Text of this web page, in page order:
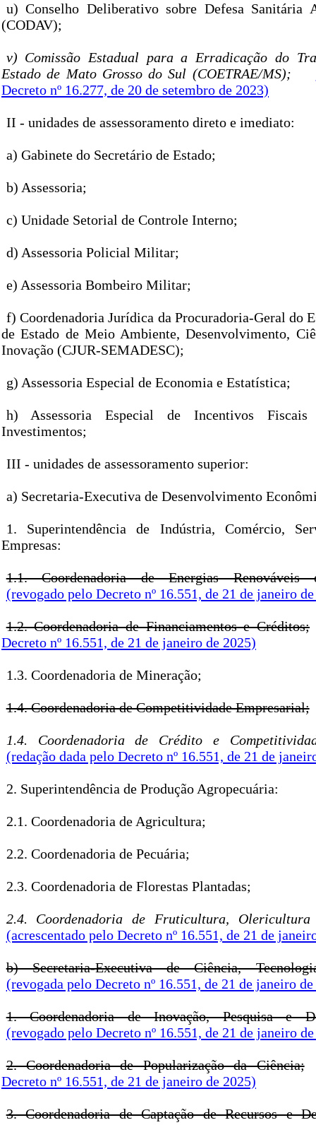
u) Conselho Deliberativo sobre Defesa Sanitária
(CODAV);
v) Comissão Estadual para a Erradicação do
Estado de Mato Grosso do Sul (COETRAE/MS);
Decreto nº 16.277, de 20 de setembro de 2023)
II - unidades de assessoramento direto e imediato:
a) Gabinete do Secretário de Estado;
b) Assessoria;
c) Unidade Setorial de Controle Interno;
d) Assessoria Policial Militar;
e) Assessoria Bombeiro Militar;
f) Coordenadoria Jurídica da Procuradoria-Geral do
de Estado de Meio Ambiente, Desenvolvimento,
Inovação (CJUR-SEMADESC);
g) Assessoria Especial de Economia e Estatística;
h) Assessoria Especial de Incentivos
Investimentos;
III - unidades de assessoramento superior:
a) Secretaria-Executiva de Desenvolvimento
1. Superintendência de Indústria, Comércio,
Empresas:
1.1. Coordenadoria de Energias Renováveis
(revogado pelo Decreto nº 16.551, de 21 de janeiro
1.2. Coordenadoria de Financiamentos e Créditos;
Decreto nº 16.551, de 21 de janeiro de 2025)
1.3. Coordenadoria de Mineração;
1.4. Coordenadoria de Competitividade Empresarial;
1.4. Coordenadoria de Crédito e
(redação dada pelo Decreto nº 16.551, de 21 de
2. Superintendência de Produção Agropecuária:
2.1. Coordenadoria de Agricultura;
2.2. Coordenadoria de Pecuária;
2.3. Coordenadoria de Florestas Plantadas;
2.4. Coordenadoria de Fruticultura,
(acrescentado pelo Decreto nº 16.551, de 21 de
b) Secretaria-Executiva de Ciência,
(revogada pelo Decreto nº 16.551, de 21 de janeiro
1. Coordenadoria de Inovação, Pesquisa e
(revogado pelo Decreto nº 16.551, de 21 de janeiro
2. Coordenadoria de Popularização da Ciência;
Decreto nº 16.551, de 21 de janeiro de 2025)
3. Coordenadoria de Captação de Recursos e